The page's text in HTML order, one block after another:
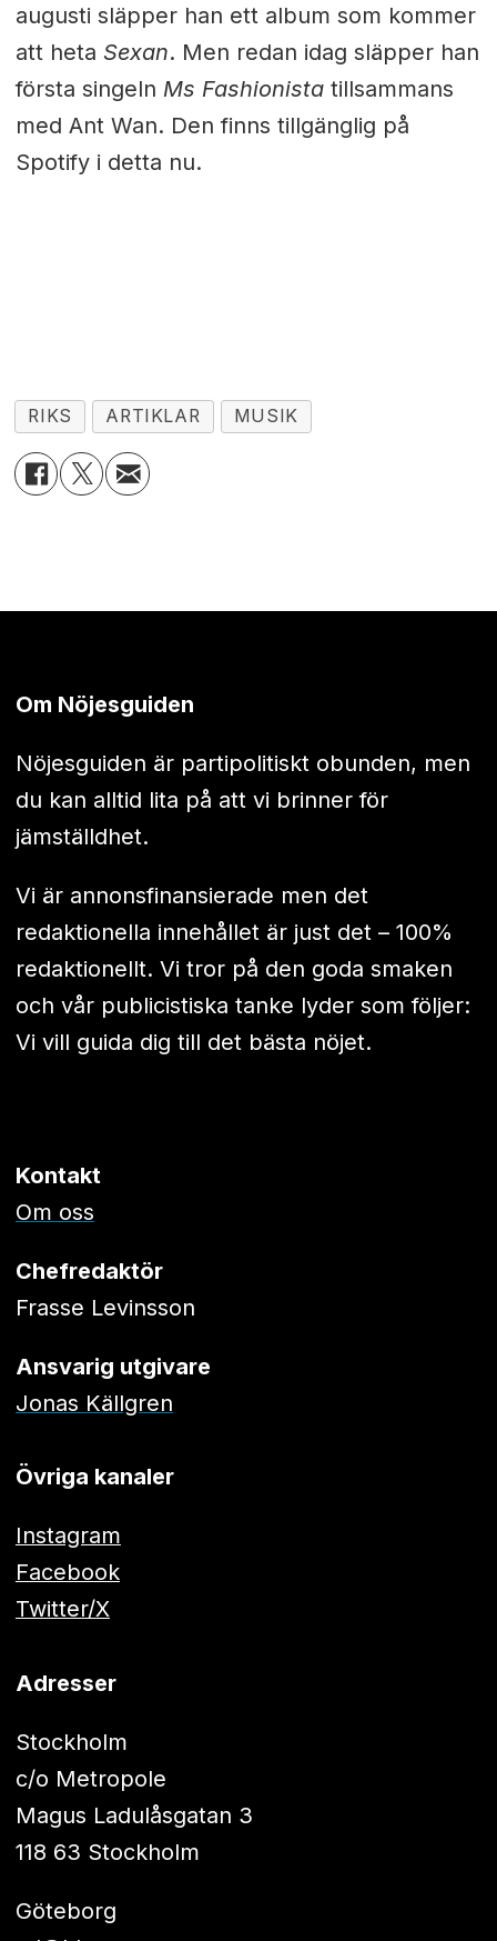
augusti släpper han ett album som kommer
att heta Sexan. Men redan idag släpper han
första singeln Ms Fashionistatillsammans
med Ant Wan. Den finns tillgänglig på
Spotify i detta nu.
RIKS ARTIKLAR MUSIK
Om Nöjesguiden
Nöjesguiden är partipolitiskt obunden, men
du kan alltid lita på att vi brinner för
jämställdhet.
Vi är annonsfinansierade men det
redaktionella innehållet är just det – 100%
redaktionellt. Vi tror på den goda smaken
och vår publicistiska tanke lyder som följer:
Vi vill guida dig till det bästa nöjet.
Kontakt
Om oss
Chefredaktör
Frasse Levinsson
Ansvarig utgivare
Jonas Källgren
Övriga kanaler
Instagram
Facebook
Twitter/X
Adresser
Stockholm
c/o Metropole
Magus Ladulåsgatan 3
118 63 Stockholm
Göteborg